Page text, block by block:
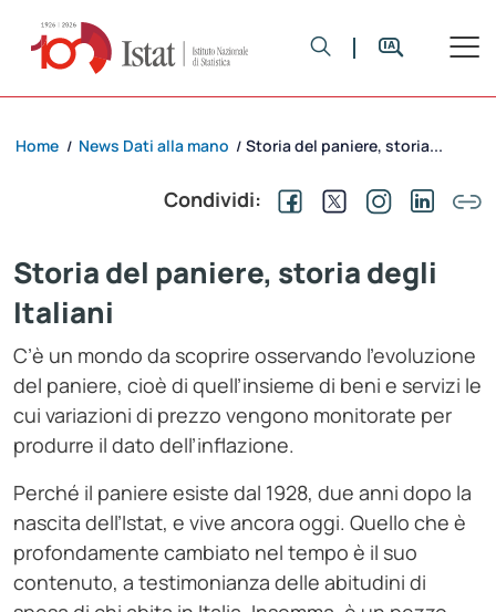
Home / News Dati alla mano / Storia del paniere, storia...
Condividi:
Storia del paniere, storia degli
Italiani
C’è un mondo da scoprire osservando l’evoluzione
del paniere, cioè di quell’insieme di beni e servizi le
cui variazioni di prezzo vengono monitorate per
produrre il dato dell’inflazione.
Perché il paniere esiste dal 1928, due anni dopo la
nascita dell’Istat, e vive ancora oggi. Quello che è
profondamente cambiato nel tempo è il suo
contenuto, a testimonianza delle abitudini di